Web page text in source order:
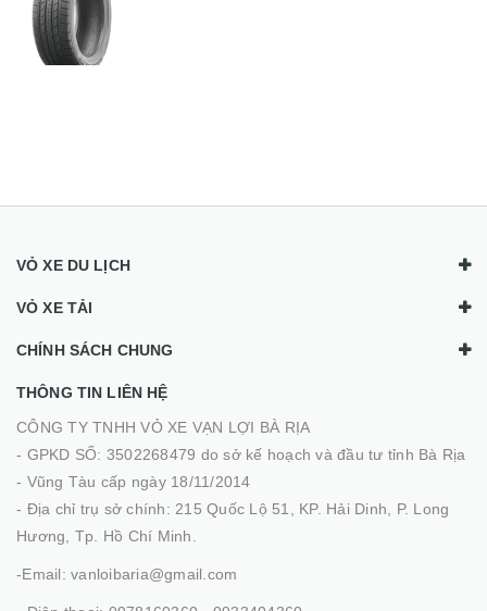
VỎ XE DU LỊCH
VỎ XE TẢI
CHÍNH SÁCH CHUNG
THÔNG TIN LIÊN HỆ
CÔNG TY TNHH VỎ XE VẠN LỢI BÀ RỊA
- GPKD SỐ: 3502268479 do sở kế hoạch và đầu tư tỉnh Bà Rịa
- Vũng Tàu cấp ngày 18/11/2014
- Địa chỉ trụ sở chính: 215 Quốc Lộ 51, KP. Hải Dinh, P. Long
Hương, Tp. Hồ Chí Minh.
-Email: vanloibaria@gmail.com